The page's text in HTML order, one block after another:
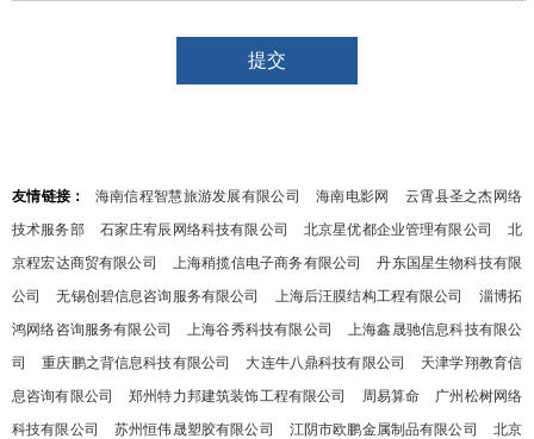
友情链接： 海南信程智慧旅游发展有限公司 海南电影网
云霄县圣之杰网络
技术服务部
石家庄宥辰网络科技有限公司 北京星优都企业管理有限公司
北
京程宏达商贸有限公司
上海稍揽信电子商务有限公司
丹东国星生物科技有限
公司
无锡创碧信息咨询服务有限公司 上海后汪膜结构工程有限公司
淄博拓
鸿网络咨询服务有限公司
上海谷秀科技有限公司
上海鑫晟驰信息科技有限公
司
重庆鹏之背信息科技有限公司 大连牛八鼎科技有限公司
天津学翔教育信
息咨询有限公司
郑州特力邦建筑装饰工程有限公司 周易算命
广州松树网络
科技有限公司
苏州恒伟晟塑胶有限公司 江阴市欧鹏金属制品有限公司
北京